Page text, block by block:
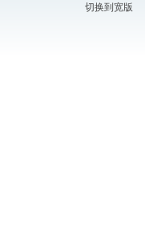
切换到宽版